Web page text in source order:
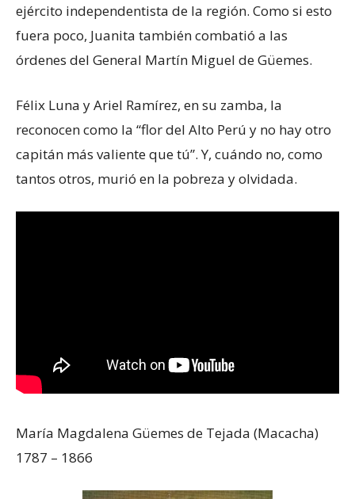
ejército independentista de la región. Como si esto
fuera poco, Juanita también combatió a las
órdenes del General Martín Miguel de Güemes.
Félix Luna y Ariel Ramírez, en su zamba, la
reconocen como la “flor del Alto Perú y no hay otro
capitán más valiente que tú”. Y, cuándo no, como
tantos otros, murió en la pobreza y olvidada.
María Magdalena Güemes de Tejada (Macacha)
1787 – 1866